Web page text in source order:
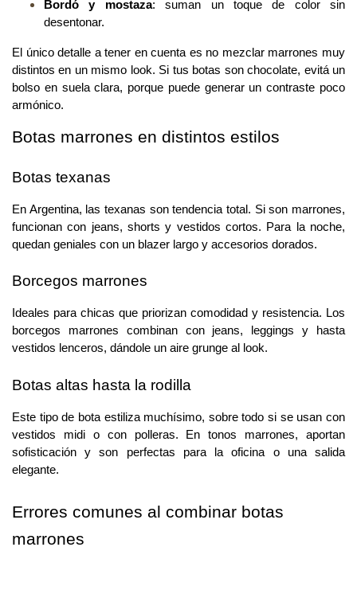
Bordó y mostaza: suman un toque de color sin
desentonar.
El único detalle a tener en cuenta es no mezclar marrones muy
distintos en un mismo look. Si tus botas son chocolate, evitá un
bolso en suela clara, porque puede generar un contraste poco
armónico.
Botas marrones en distintos estilos
Botas texanas
En Argentina, las texanas son tendencia total. Si son marrones,
funcionan con jeans, shorts y vestidos cortos. Para la noche,
quedan geniales con un blazer largo y accesorios dorados.
Borcegos marrones
Ideales para chicas que priorizan comodidad y resistencia. Los
borcegos marrones combinan con jeans, leggings y hasta
vestidos lenceros, dándole un aire grunge al look.
Botas altas hasta la rodilla
Este tipo de bota estiliza muchísimo, sobre todo si se usan con
vestidos midi o con polleras. En tonos marrones, aportan
sofisticación y son perfectas para la oficina o una salida
elegante.
Errores comunes al combinar botas
marrones